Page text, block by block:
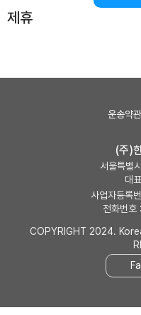
제휴
운송약관
(주)
서울특별
대
사업자등
전화번
COPYRIGHT 2024.